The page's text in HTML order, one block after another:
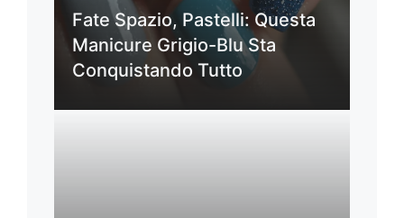
Fate Spazio, Pastelli: Questa
Manicure Grigio-Blu Sta
Conquistando Tutto